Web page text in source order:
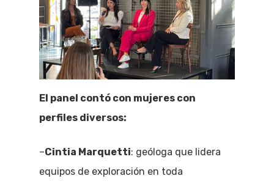
El panel contó con mujeres con
perfiles diversos:
–Cintia Marquetti: geóloga que lidera
equipos de exploración en toda